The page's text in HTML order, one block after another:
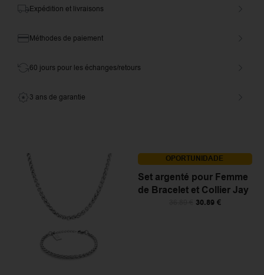
Expédition et livraisons
Méthodes de paiement
60 jours pour les échanges/retours
3 ans de garantie
OPORTUNIDADE
Set argenté pour Femme
de Bracelet et Collier Jay
30.89 €